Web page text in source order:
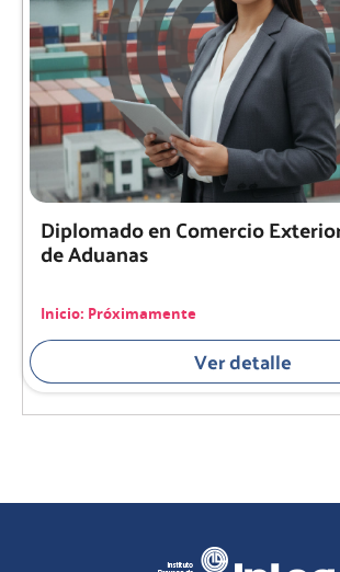
Diplomado en Comercio
de Aduanas
Inicio: Próximamente
Ver detalle